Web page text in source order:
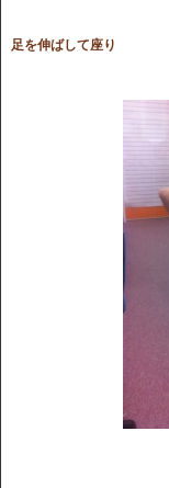
足を伸ばして座り